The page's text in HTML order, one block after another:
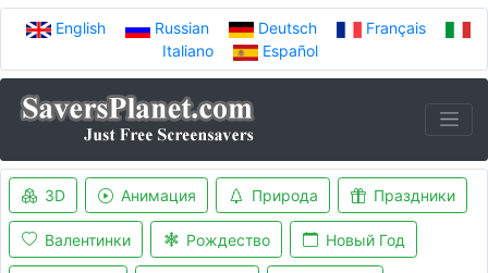
English Russian Deutsch
Français
Italiano
Español
3D Анимация Природа Праздники
Валентинки Рождество Новый Год